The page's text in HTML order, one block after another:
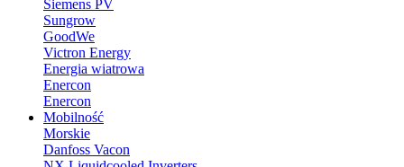
Siemens PV
Sungrow
GoodWe
Victron Energy
Energia wiatrowa
Enercon
Enercon
Mobilność
Morskie
Danfoss Vacon